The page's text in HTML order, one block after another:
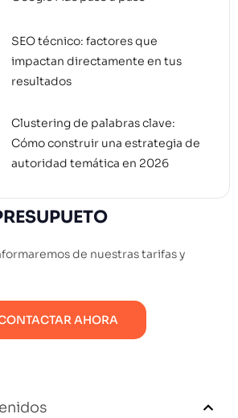
SEO técnico: factores que
impactan directamente en tus
resultados
Clustering de palabras clave:
Cómo construir una estrategia de
autoridad temática en 2026
de nuestras tarifas y
AHORA